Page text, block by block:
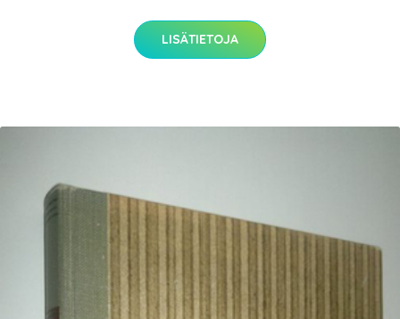
LISÄTIETOJA